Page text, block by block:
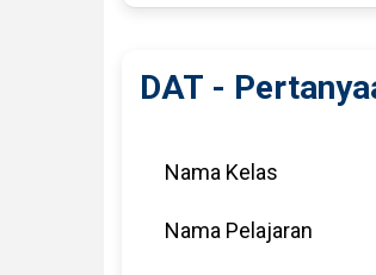
-
DAT -
Nama Kelas
Nama Pelajaran